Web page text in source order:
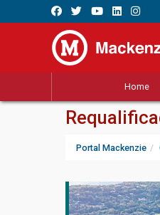
Home
Portal Mackenzie